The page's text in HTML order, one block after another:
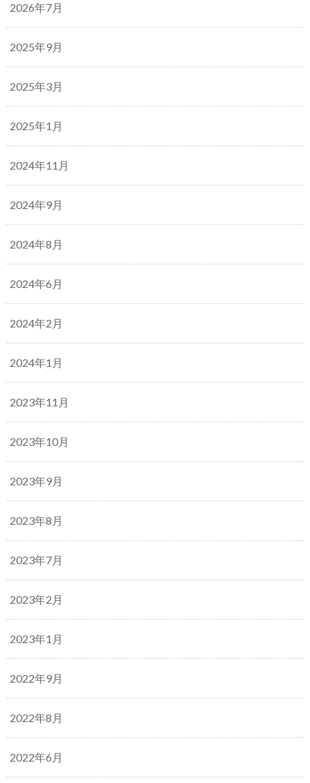
2026年7月
2025年9月
2025年3月
2025年1月
2024年11月
2024年9月
2024年8月
2024年6月
2024年2月
2024年1月
2023年11月
2023年10月
2023年9月
2023年8月
2023年7月
2023年2月
2023年1月
2022年9月
2022年8月
2022年6月